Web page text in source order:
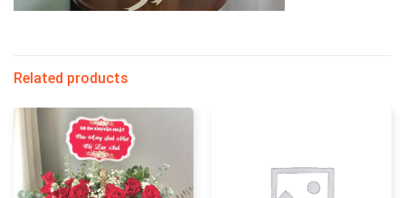
Related products